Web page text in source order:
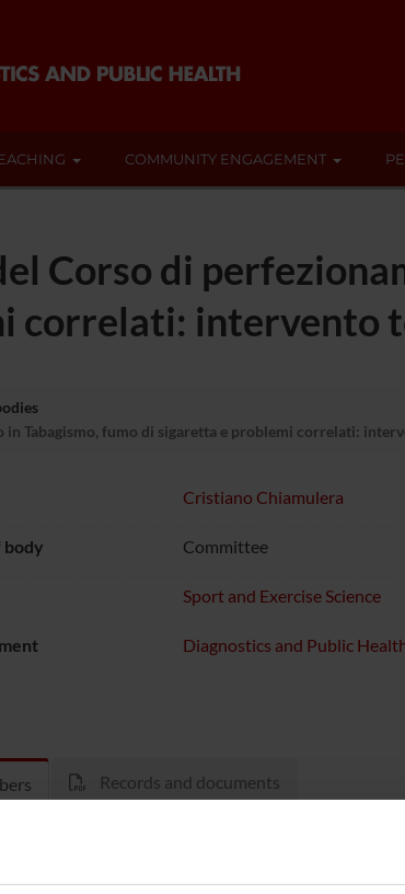
COMMUNITY ENGAGEMENT
Corso di
correlati: intervento
Tabagismo, fumo di sigaretta e problemi correlati:
Cristiano Chiamulera
body Committee
Sport and Exercise Science
Diagnostics and Public
Records and documents